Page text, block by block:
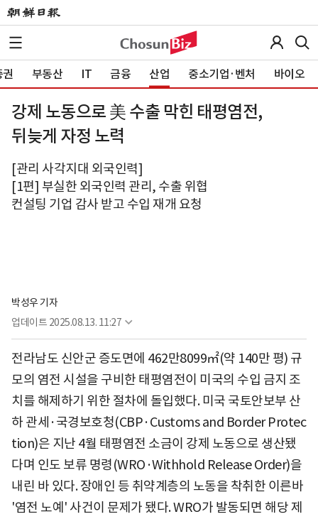
부동산 IT 금융 산업 중소기업·벤처 바이오
강제 노동으로 美 수출 막힌 태평염전,
뒤늦게 자정 노력
[관리 사각지대 외국인력]
[1편] 부실한 외국인력 관리, 수출 위협
컨설팅 기업 감사 받고 수입 재개 요청
박성우 기자
업데이트 2025.08.13. 11:27
전라남도 신안군 증도면에 462만8099㎡(약 140만 평) 규
모의 염전 시설을 구비한 태평염전이 미국의 수입 금지 조
치를 해제하기 위한 절차에 돌입했다. 미국 국토안보부 산
하 관세·국경보호청(CBP·Customs and Border Protec
tion)은 지난 4월 태평염전 소금이 강제 노동으로 생산됐
다며 인도 보류 명령(WRO·Withhold Release Order)을
내린 바 있다. 장애인 등 취약계층의 노동을 착취한 이른바
'염전 노예' 사건이 문제가 됐다. WRO가 발동되면 해당 제